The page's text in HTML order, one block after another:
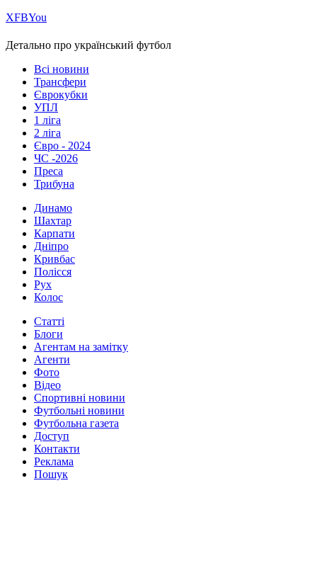
ХFBYou
Детально про український футбол
Всі новини
Трансфери
Єврокубки
УПЛ
1 ліга
2 ліга
Євро - 2024
ЧС -2026
Преса
Трибуна
Динамо
Шахтар
Карпати
Дніпро
Кривбас
Полісся
Рух
Колос
Статті
Блоги
Агентам на замітку
Агенти
Фото
Відео
Спортивні новини
Футбольні новини
Футбольна газета
Доступ
Контакти
Реклама
Пошук